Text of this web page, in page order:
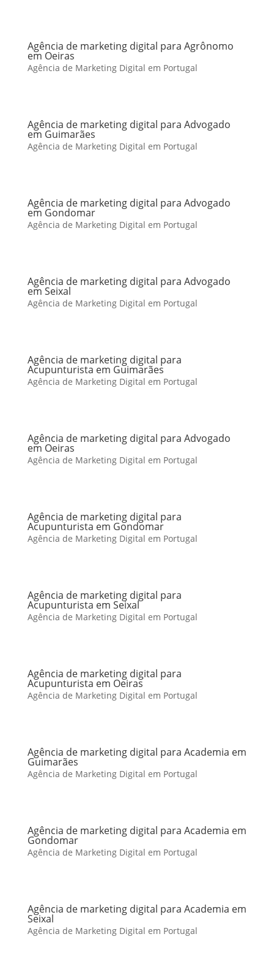
Agência de marketing digital para Agrônomo
em Oeiras
Agência de Marketing Digital em Portugal
Agência de marketing digital para Advogado
em Guimarães
Agência de Marketing Digital em Portugal
Agência de marketing digital para Advogado
em Gondomar
Agência de Marketing Digital em Portugal
Agência de marketing digital para Advogado
em Seixal
Agência de Marketing Digital em Portugal
Agência de marketing digital para
Acupunturista em Guimarães
Agência de Marketing Digital em Portugal
Agência de marketing digital para Advogado
em Oeiras
Agência de Marketing Digital em Portugal
Agência de marketing digital para
Acupunturista em Gondomar
Agência de Marketing Digital em Portugal
Agência de marketing digital para
Acupunturista em Seixal
Agência de Marketing Digital em Portugal
Agência de marketing digital para
Acupunturista em Oeiras
Agência de Marketing Digital em Portugal
Agência de marketing digital para Academia em
Guimarães
Agência de Marketing Digital em Portugal
Agência de marketing digital para Academia em
Gondomar
Agência de Marketing Digital em Portugal
Agência de marketing digital para Academia em
Seixal
Agência de Marketing Digital em Portugal